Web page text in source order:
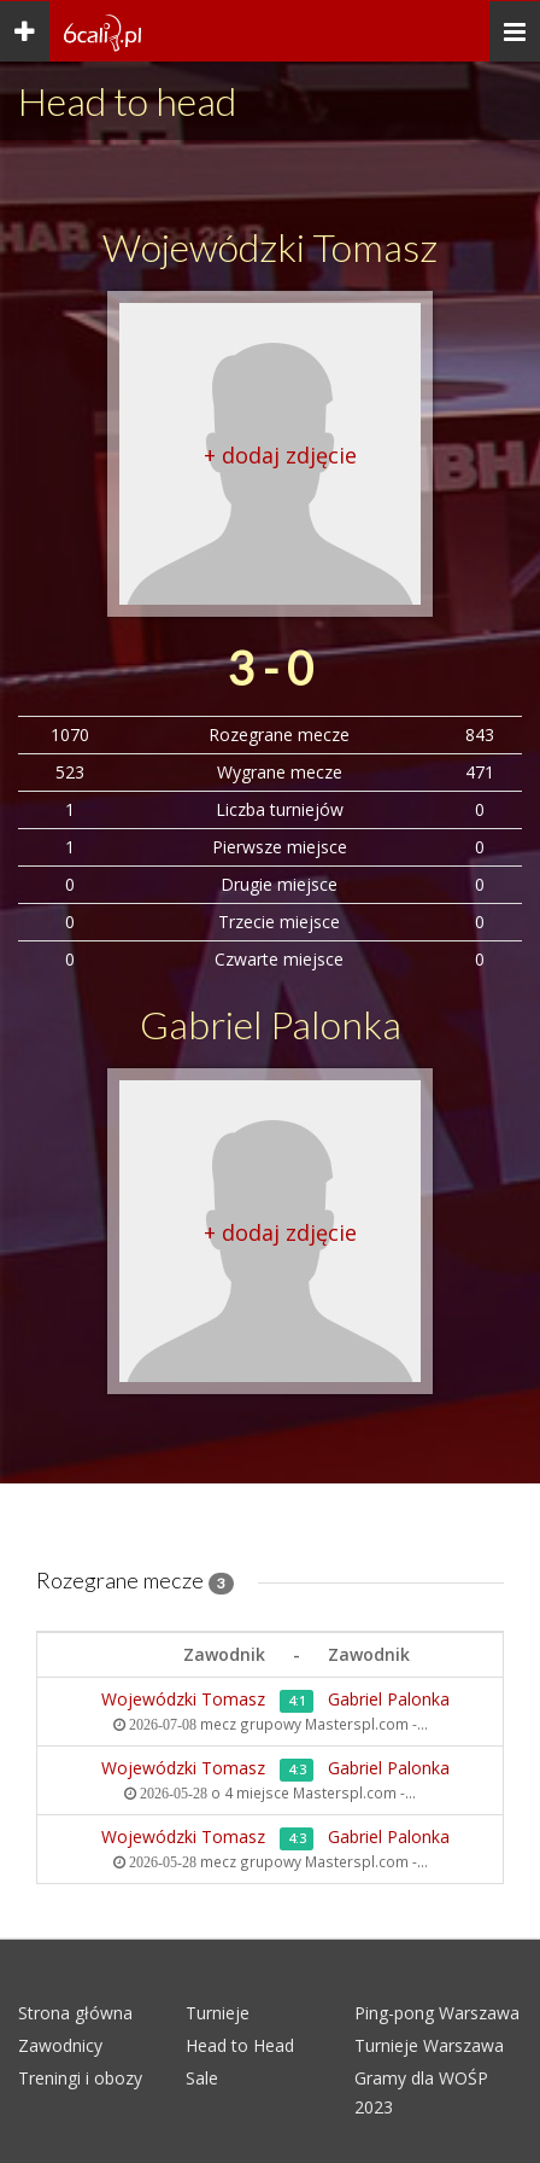
Toggle
navigation
Head to head
Wojewódzki Tomasz
+ dodaj zdjęcie
3 - 0
1070 Rozegrane mecze
843
523
Wygrane mecze
471
1
Liczba turniejów
0
1
Pierwsze miejsce
0
0
Drugie miejsce
0
0
Trzecie miejsce
0
0
Czwarte miejsce 0
Gabriel Palonka
+ dodaj zdjęcie
Rozegrane mecze 3
Zawodnik -
Zawodnik
Wojewódzki Tomasz
4:1 Gabriel Palonka
2026-07-08mecz grupowy Masterspl.com -...
Wojewódzki Tomasz 4:3 Gabriel Palonka
2026-05-28 o 4 miejsce Masterspl.com -...
Wojewódzki Tomasz 4:3 Gabriel Palonka
2026-05-28mecz grupowy Masterspl.com -...
Strona główna Turnieje
Ping-pong Warszawa
Zawodnicy
Head to Head
Turnieje Warszawa
Treningi i obozy
Sale
Gramy dla WOŚP
2023